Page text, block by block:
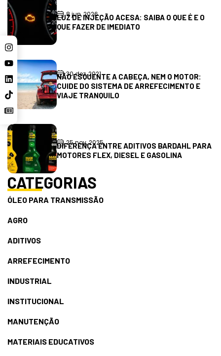
8 jun, 2026
LUZ DE INJEÇÃO ACESA: SAIBA O QUE É E O
QUE FAZER DE IMEDIATO
30 dez, 2021
NÃO ESQUENTE A CABEÇA, NEM O MOTOR:
CUIDE DO SISTEMA DE ARREFECIMENTO E
VIAJE TRANQUILO
25 nov, 2025
DIFERENÇA ENTRE ADITIVOS BARDAHL PARA
MOTORES FLEX, DIESEL E GASOLINA
CATEGORIAS
ÓLEO PARA TRANSMISSÃO
AGRO
ADITIVOS
ARREFECIMENTO
INDUSTRIAL
INSTITUCIONAL
MANUTENÇÃO
MATERIAIS EDUCATIVOS